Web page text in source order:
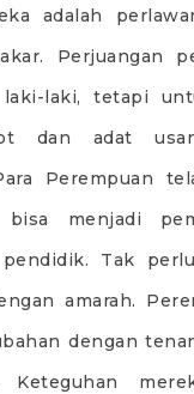
adalah
Perjuangan
laki, tetapi
dan adat
Perempuan
bisa menjadi
Tak
amarah.
dengan
Keteguhan